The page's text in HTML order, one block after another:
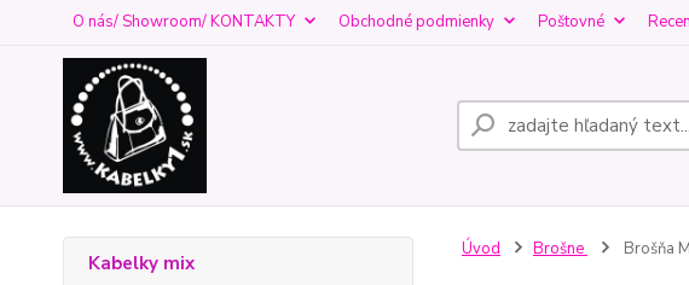
O nás/ Showroom/ KONTAKTY Obchodné podmienky Poštovné
Kabelky mix
Úvod Brošne Brošňa